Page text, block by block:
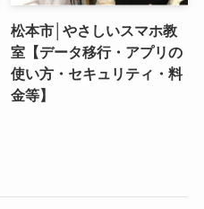
松本市│やさしいスマホ教
室【データ移行・アプリの
使い方・セキュリティ・料
金等】